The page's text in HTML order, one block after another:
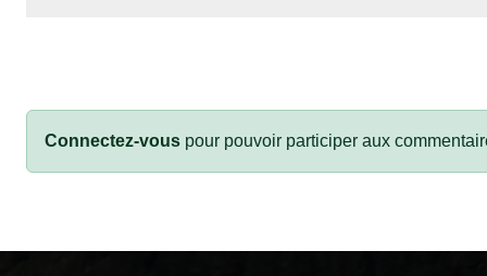
Connectez-vous pour pouvoir participer aux